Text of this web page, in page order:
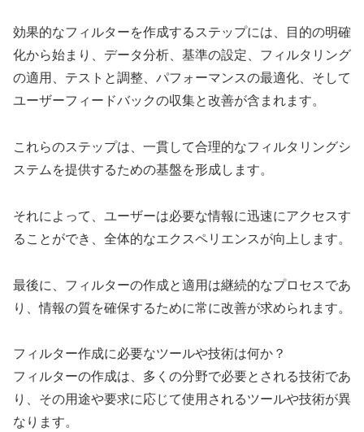
効果的なフィルターを作成するステップには、目的の明確
化から始まり、データ分析、基準の設定、フィルタリング
の適用、テストと調整、パフォーマンスの最適化、そして
ユーザーフィードバックの収集と改善が含まれます。
これらのステップは、一貫して合理的なフィルタリングシ
ステムを提供するための基盤を形成します。
それによって、ユーザーは必要な情報に迅速にアクセスす
ることができ、全体的なエクスペリエンスが向上します。
最後に、フィルターの作成と適用は継続的なプロセスであ
り、情報の質を確保するために常に改善が求められます。
フィルター作成に必要なツールや技術は何か？
フィルターの作成は、多くの分野で必要とされる技術であ
り、その用途や要求に応じて使用されるツールや技術が異
なります。